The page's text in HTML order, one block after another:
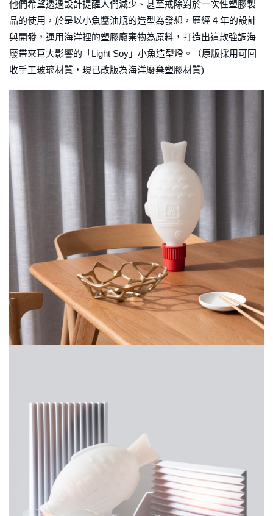
他們希望透過設計提醒人們減少、甚至戒除對於一次性塑膠製
品的使用，於是以小魚醬油瓶的造型為發想，歷經 4 年的設計
與開發，運用海洋裡的塑膠廢棄物為原料，打造出這款強調海
廢帶來巨大影響的「Light Soy」小魚造型燈。（原版採用可回
收手工玻璃材質，現已改版為海洋廢棄塑膠材質)